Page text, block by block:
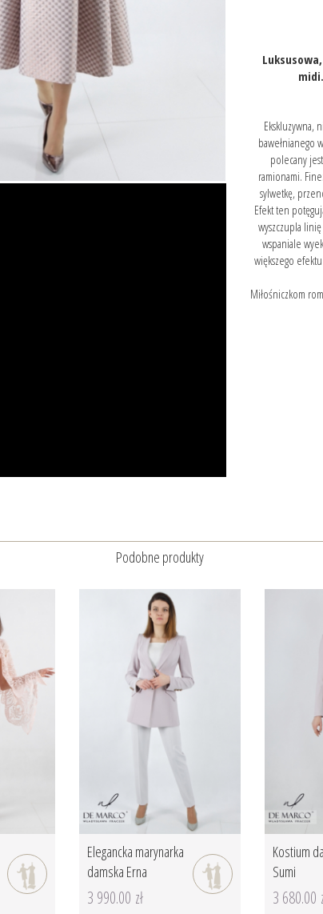
Ekskluzywna,
bawełnianego
polecany
ramionami.
sylwetkę,
Efekt ten
wyszczupla
wspaniale
większego
Miłośniczkom
Podobne produkty
Elegancka marynarka
damska Erna
3 990.00 zł
Kostium
Sumi
3 680.00